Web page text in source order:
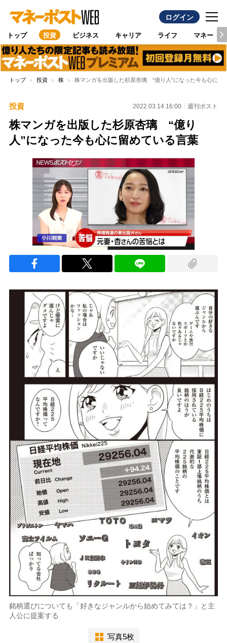
ログイン
トップ 投資 ビジネス キャリア ライフ マネー
トップ 投資 株 株マンガを出版した杉原杏璃 “億り人”になった今も心に留
投資 2022.03.14 16:00 週刊ポスト
株マンガを出版した杉原杏璃 “億り
人”になった今も心に留めている言葉
銘柄選びについても「好きなジャンルから始めてみては？」と主
人公に提案する
写真5枚